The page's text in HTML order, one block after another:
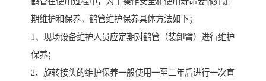
期维护和保养，鹤管维护保养具体方法如下；
1、现场设备维护人员应定期对鹤管（装卸臂）进行维护
保养；
2、旋转接头的维护保养一般使用一至二年后进行一次直